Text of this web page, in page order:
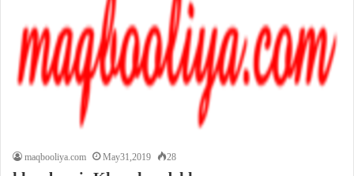
maqbooliya.com May 31, 2019 28